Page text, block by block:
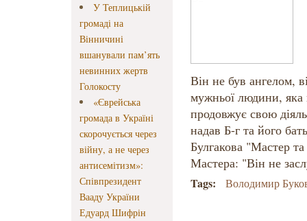
У Теплицькій
громаді на
Вінничині
вшанували пам’ять
невинних жертв
Голокосту
«Єврейська
громада в Україні
скорочується через
війну, а не через
антисемітизм»:
Співпрезидент
Вааду України
Едуард Шифрін
Він не був ангелом,
мужньої людини, яка
продовжує свою
надав Б-г та його
Булгакова "Мастер
Мастера: "Він не
Tags: Володимир